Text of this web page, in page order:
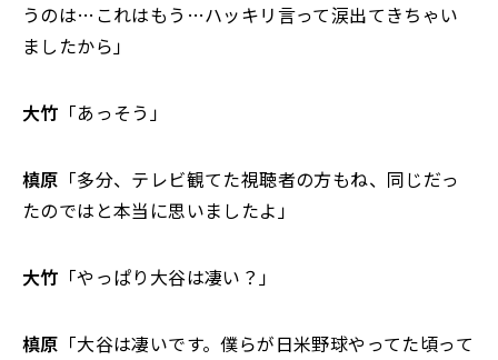
うのは…これはもう…ハッキリ言って涙出てきちゃい
ましたから」
大竹 「あっそう」
槙原 「多分、テレビ観てた視聴者の方もね、同じだっ
たのではと本当に思いましたよ」
大竹 「やっぱり大谷は凄い？」
槙原 「大谷は凄いです。僕らが日米野球やってた頃って